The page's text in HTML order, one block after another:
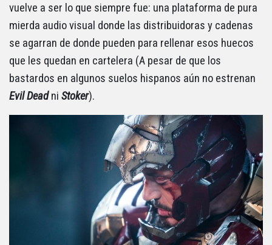
vuelve a ser lo que siempre fue: una plataforma de pura
mierda audio visual donde las distribuidoras y cadenas
se agarran de donde pueden para rellenar esos huecos
que les quedan en cartelera (A pesar de que los
bastardos en algunos suelos hispanos aún no estrenan
Evil Deadni Stoker).